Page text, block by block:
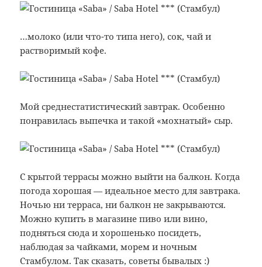
…молоко (или что-то типа него), сок, чай и
растворимый кофе.
Мой среднестатистический завтрак. Особенно
понравилась выпечка и такой «мохнатый» сыр.
С крытой террасы можно выйти на балкон. Когда
погода хорошая — идеальное место для завтрака.
Ночью ни терраса, ни балкон не закрываются.
Можно купить в магазине пиво или вино,
подняться сюда и хорошенько посидеть,
наблюдая за чайками, морем и ночным
Стамбулом. Так сказать, советы бывалых :)